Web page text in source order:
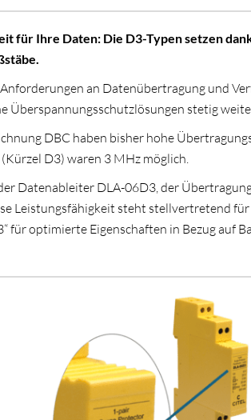
für Ihre Daten: Die D3-Typen setzen
an Datenübertragung und
Überspannungsschutzlösungen stetig
DBC haben bisher hohe
D3) waren 3 MHz möglich.
Datenableiter DLA-06D3, der
Leistungsfähigkeit steht stellvertretend
für optimierte Eigenschaften in Bezug auf